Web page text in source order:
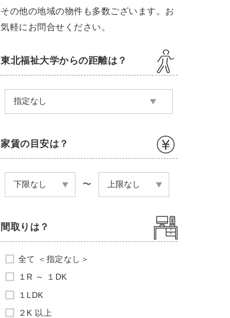
その他の地域の物件も多数ございます。お
気軽にお問合せください。
東北福祉大学からの距離は？
家賃の目安は？
〜
間取りは？
全て ＜指定なし＞
１R ～ １DK
１LDK
２K 以上